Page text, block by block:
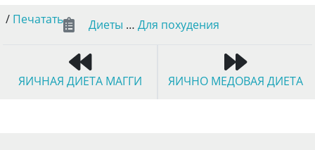
/ Печатать Диеты … Для похудения
ЯИЧНАЯ ДИЕТА МАГГИ ЯИЧНО МЕДОВАЯ ДИЕТА